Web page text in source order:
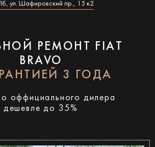
ул. Шафировский пр., 15 к2
РЕМОНТ FIAT
BRAVO
3 ГОДА
оффициального дилера
дешевле до 35%